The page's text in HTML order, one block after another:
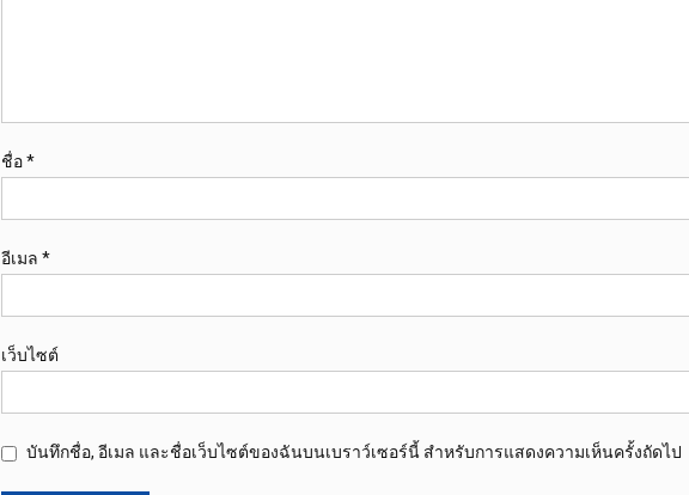
ชื่อ*
อีเมล *
เว็บไซต์
บันทึกชื่อ, อีเมล และชื่อเว็บไซต์ของฉันบนเบราว์เซอร์นี้ สำหรับการแสดงความเห็นครั้งถัดไป